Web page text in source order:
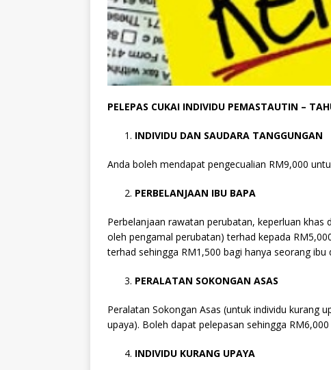
PELEPAS CUKAI INDIVIDU PEMASTAUTIN –
INDIVIDU DAN SAUDARA TANGGUNGAN
Anda boleh mendapat pengecualian RM9,000
PERBELANJAAN IBU BAPA
Perbelanjaan rawatan perubatan, keperluan khas
oleh pengamal perubatan) terhad kepada
terhad sehingga RM1,500 bagi hanya seorang
PERALATAN SOKONGAN ASAS
Peralatan Sokongan Asas (untuk individu kurang
upaya). Boleh dapat pelepasan sehingga RM6,000
INDIVIDU KURANG UPAYA